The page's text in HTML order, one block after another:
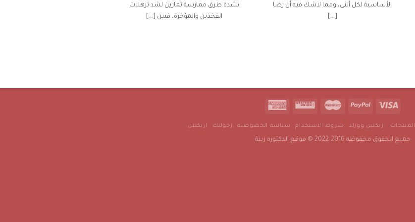
بشدة طرق ممارسة تمارين لشد ترهلات
الفخذين والمؤخرة، فبين [...]
الأساسية لكل أنثى، ومما لاشك فيه أن رضا
[...]
المنتجات اريكتين وورلد شروط الاستخدام سياسة الخصوصية رجولتك اريكتين
جميع الحقوق محفوظه 2016-2022 © موقع الدكتوره زينة